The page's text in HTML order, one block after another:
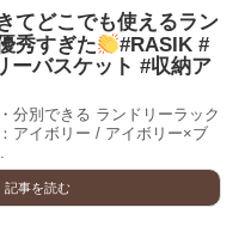
てどこでも使えるラン
秀すぎた
#RASIK #
ーバスケット #収納ア
分別できる ランドリーラック
アイボリー / アイボリー×ブ
記事を読む